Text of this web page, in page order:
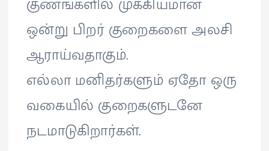
ஒன்று பிறர் குறைகளை அலசி
ஆராய்வதாகும்.
எல்லா மனிதர்களும் ஏதோ ஒரு
வகையில் குறைகளுடனே
நடமாடுகிறார்கள்.